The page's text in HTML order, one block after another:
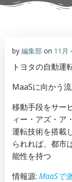
by 編集部 on 11月
トヨタの自動運
MaaSに向かう流
移動手段をサー
ィー・アズ・ア
運転技術を搭載
られれば、都市
能性を持つ
情報源: MaaSで